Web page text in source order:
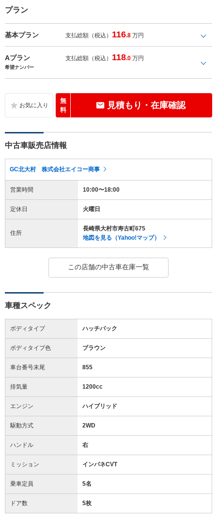
プラン
基本プラン 支払総額（税込） 116.8 万円
Aプラン 支払総額（税込） 118.0 万円
希望ナンバー
無
料
見積もり・在庫確認
中古車販売店情報
GC北大村 株式会社エイコー商事
営業時間 10:00〜18:00
定休日 火曜日
住所
長崎県大村市寿古町675
地図を見る（Yahoo!マップ）
この店舗の中古車在庫一覧
車種スペック
ボディタイプ ハッチバック
ボディタイプ色 ブラウン
車台番号末尾 855
排気量 1200cc
エンジン ハイブリッド
駆動方式 2WD
ハンドル 右
ミッション インパネCVT
乗車定員 5名
ドア数 5枚